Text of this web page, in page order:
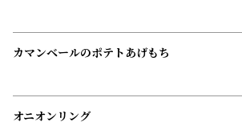
カマンベールのポテトあげもち
オニオンリング